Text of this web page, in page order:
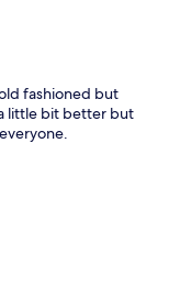
fashioned but
little bit better but